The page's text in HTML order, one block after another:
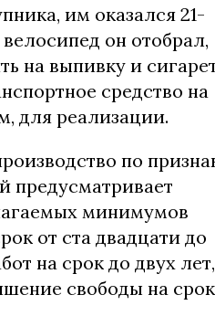
им оказался 21-
он отобрал,
на выпивку и
средство на
для реализации.
по
предусматривает
минимумов
от ста двадцати до
на срок до двух лет,
свободы на срок